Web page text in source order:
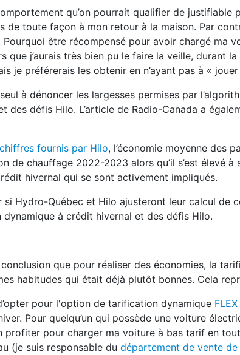
qu’on pourrait qualifier de justifiable
de toute façon à mon retour à la maison. Par
Pourquoi être récompensé pour avoir chargé ma
que j’aurais très bien pu le faire la veille, durant
je préférerais les obtenir en n’ayant pas à «
seul à dénoncer les largesses permises par
des défis Hilo. L’article de Radio-Canada a
fournis par Hilo, l’économie moyenne des
de chauffage 2022-2023 alors qu’il s’est élevé à
hivernal qui se sont activement impliqués.
si Hydro-Québec et Hilo ajusteront leur calcul de
à crédit hivernal et des défis Hilo.
que pour réaliser des économies, la
habitudes qui était déjà plutôt bonnes. Cela
pour l'option de tarification dynamique
Pour quelqu’un qui possède une voiture
profiter pour charger ma voiture à bas tarif en
(je suis responsable du département de vente